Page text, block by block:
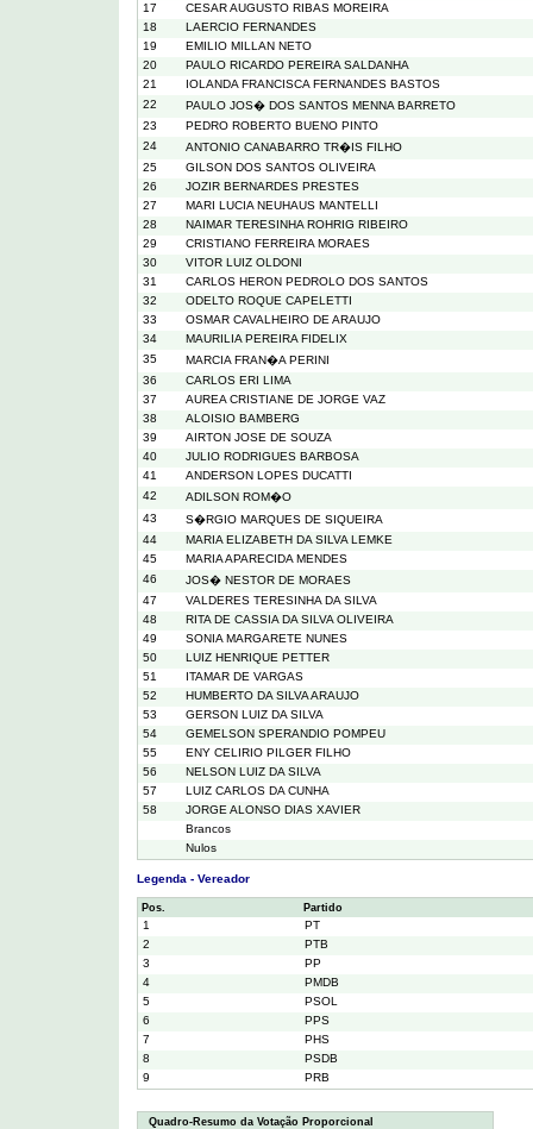
17
CESAR AUGUSTO RIBAS MOREIRA
18
LAERCIO FERNANDES
19
EMILIO MILLAN NETO
20
PAULO RICARDO PEREIRA SALDANHA
21
IOLANDA FRANCISCA FERNANDES BASTOS
22
PAULO JOS� DOS SANTOS MENNA BARRETO
23
PEDRO ROBERTO BUENO PINTO
24
ANTONIO CANABARRO TR�IS FILHO
25
GILSON DOS SANTOS OLIVEIRA
26
JOZIR BERNARDES PRESTES
27
MARI LUCIA NEUHAUS MANTELLI
28
NAIMAR TERESINHA ROHRIG RIBEIRO
29
CRISTIANO FERREIRA MORAES
30
VITOR LUIZ OLDONI
31
CARLOS HERON PEDROLO DOS SANTOS
32
ODELTO ROQUE CAPELETTI
33
OSMAR CAVALHEIRO DE ARAUJO
34
MAURILIA PEREIRA FIDELIX
35
MARCIA FRAN�A PERINI
36
CARLOS ERI LIMA
37
AUREA CRISTIANE DE JORGE VAZ
38
ALOISIO BAMBERG
39
AIRTON JOSE DE SOUZA
40
JULIO RODRIGUES BARBOSA
41
ANDERSON LOPES DUCATTI
42
ADILSON ROM�O
43
S�RGIO MARQUES DE SIQUEIRA
44
MARIA ELIZABETH DA SILVA LEMKE
45
MARIA APARECIDA MENDES
46
JOS� NESTOR DE MORAES
47
VALDERES TERESINHA DA SILVA
48
RITA DE CASSIA DA SILVA OLIVEIRA
49
SONIA MARGARETE NUNES
50
LUIZ HENRIQUE PETTER
51
ITAMAR DE VARGAS
52
HUMBERTO DA SILVA ARAUJO
53
GERSON LUIZ DA SILVA
54
GEMELSON SPERANDIO POMPEU
55
ENY CELIRIO PILGER FILHO
56
NELSON LUIZ DA SILVA
57
LUIZ CARLOS DA CUNHA
58
JORGE ALONSO DIAS XAVIER
Brancos
Nulos
Legenda - Vereador
Pos. Partido
1
PT
2
PTB
3
PP
4
PMDB
5
PSOL
6
PPS
7
PHS
8
PSDB
9
PRB
Quadro-Resumo da Votação Proporcional